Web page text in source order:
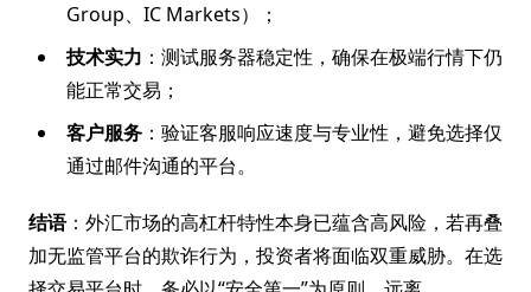
Group、IC Markets）；
技术实力 ：测试服务器稳定性，确保在极端行情下仍
能正常交易；
客户服务 ：验证客服响应速度与专业性，避免选择仅
通过邮件沟通的平台。
结语：外汇市场的高杠杆特性本身已蕴含高风险，若再叠
加无监管平台的欺诈行为，投资者将面临双重威胁。在选